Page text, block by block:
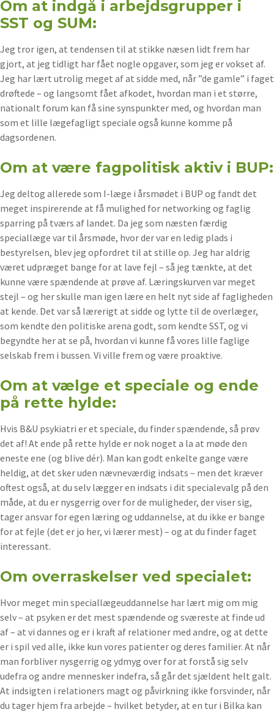
Om at indgå i arbejdsgrupper i
SST og SUM:
Jeg tror igen, at tendensen til at stikke næsen lidt frem har
gjort, at jeg tidligt har fået nogle opgaver, som jeg er vokset af.
Jeg har lært utrolig meget af at sidde med, når ”de gamle” i faget
drøftede – og langsomt fået afkodet, hvordan man i et større,
nationalt forum kan få sine synspunkter med, og hvordan man
som et lille lægefagligt speciale også kunne komme på
dagsordenen.
Om at være fagpolitisk aktiv i BUP:
Jeg deltog allerede som I-læge i årsmødet i BUP og fandt det
meget inspirerende at få mulighed for networking og faglig
sparring på tværs af landet. Da jeg som næsten færdig
speciallæge var til årsmøde, hvor der var en ledig plads i
bestyrelsen, blev jeg opfordret til at stille op. Jeg har aldrig
været udpræget bange for at lave fejl – så jeg tænkte, at det
kunne være spændende at prøve af. Læringskurven var meget
stejl – og her skulle man igen lære en helt nyt side af fagligheden
at kende. Det var så lærerigt at sidde og lytte til de overlæger,
som kendte den politiske arena godt, som kendte SST, og vi
begyndte her at se på, hvordan vi kunne få vores lille faglige
selskab frem i bussen. Vi ville frem og være proaktive.
Om at vælge et speciale og ende
på rette hylde:
Hvis B&U psykiatri er et speciale, du finder spændende, så prøv
det af! At ende på rette hylde er nok noget a la at møde den
eneste ene (og blive dér). Man kan godt enkelte gange være
heldig, at det sker uden nævneværdig indsats – men det kræver
oftest også, at du selv lægger en indsats i dit specialevalg på den
måde, at du er nysgerrig over for de muligheder, der viser sig,
tager ansvar for egen læring og uddannelse, at du ikke er bange
for at fejle (det er jo her, vi lærer mest) – og at du finder faget
interessant.
Om overraskelser ved specialet:
Hvor meget min speciallægeuddannelse har lært mig om mig
selv – at psyken er det mest spændende og sværeste at finde ud
af – at vi dannes og er i kraft af relationer med andre, og at dette
er i spil ved alle, ikke kun vores patienter og deres familier. At når
man forbliver nysgerrig og ydmyg over for at forstå sig selv
udefra og andre mennesker indefra, så går det sjældent helt galt.
At indsigten i relationers magt og påvirkning ikke forsvinder, når
du tager hjem fra arbejde – hvilket betyder, at en tur i Bilka kan